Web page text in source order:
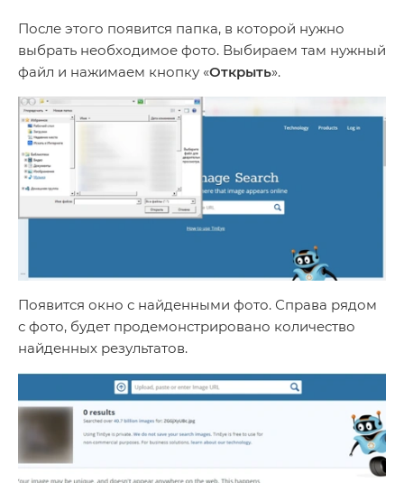
После этого появится папка, в которой нужно
выбрать необходимое фото. Выбираем там нужный
файл и нажимаем кнопку «Открыть».
Появится окно с найденными фото. Справа рядом
с фото, будет продемонстрировано количество
найденных результатов.